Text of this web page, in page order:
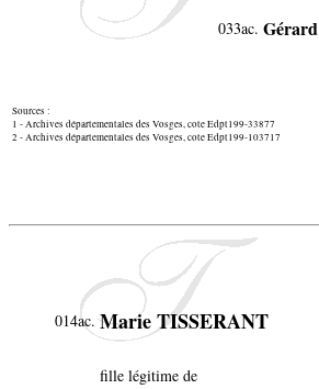
033ac. Gérard
Sources :
1 - Archives départementales des Vosges, cote Edpt199-33877
2 - Archives départementales des Vosges, cote Edpt199-103717
014ac. Marie TISSERANT
fille légitime de